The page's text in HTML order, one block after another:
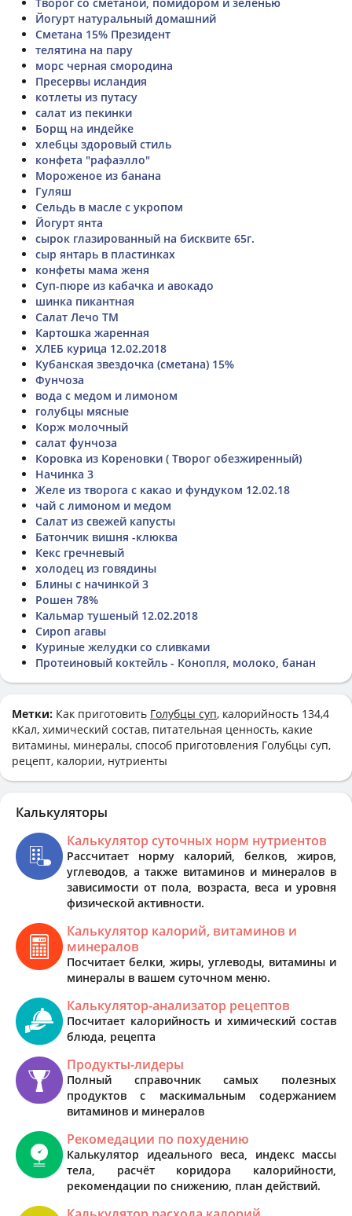
Йогурт натуральный домашний
Сметана 15% Президент
телятина на пару
морс черная смородина
Пресервы исландия
котлеты из путасу
салат из пекинки
Борщ на индейке
хлебцы здоровый стиль
конфета "рафаэлло"
Мороженое из банана
Гуляш
Сельдь в масле с укропом
Йогурт янта
сырок глазированный на бисквите 65г.
сыр янтарь в пластинках
конфеты мама женя
Суп-пюре из кабачка и авокадо
шинка пикантная
Салат Лечо ТМ
Картошка жаренная
ХЛЕБ курица 12.02.2018
Кубанская звездочка (сметана) 15%
Фунчоза
вода с медом и лимоном
голубцы мясные
Корж молочный
салат фунчоза
Коровка из Кореновки ( Творог обезжиренный)
Начинка 3
Желе из творога с какао и фундуком 12.02.18
чай с лимоном и медом
Салат из свежей капусты
Батончик вишня -клюква
Кекс гречневый
холодец из говядины
Блины с начинкой 3
Рошен 78%
Кальмар тушеный 12.02.2018
Сироп агавы
Куриные желудки со сливками
Протеиновый коктейль - Конопля, молоко, банан
Метки: Как приготовить Голубцы суп, калорийность 134,4
кКал, химический состав, питательная ценность, какие
витамины, минералы, способ приготовления Голубцы суп,
рецепт, калории, нутриенты
Калькуляторы
Калькулятор суточных норм нутриентов
Рассчитает норму калорий, белков, жиров,
углеводов, а также витаминов и минералов в
зависимости от пола, возраста, веса и уровня
физической активности.
Калькулятор калорий, витаминов и
минералов
Посчитает белки, жиры, углеводы, витамины и
минералы в вашем суточном меню.
Калькулятор-анализатор рецептов
Посчитает калорийность и химический состав
блюда, рецепта
Продукты-лидеры
Полный справочник самых полезных
продуктов с маскимальным содержанием
витаминов и минералов
Рекомедации по похудению
Калькулятор идеального веса, индекс массы
тела, расчёт коридора калорийности,
рекомендации по снижению, план действий.